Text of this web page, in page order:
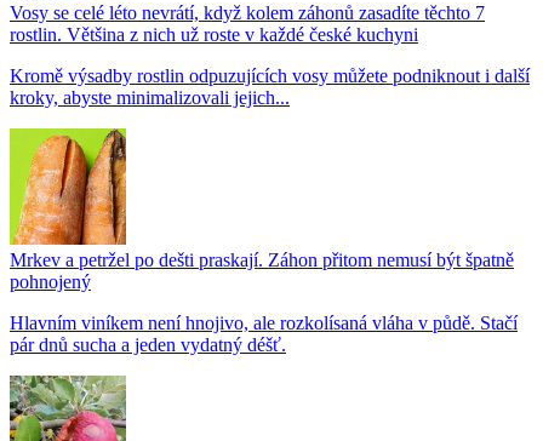
Vosy se celé léto nevrátí, když kolem záhonů zasadíte těchto 7
rostlin. Většina z nich už roste v každé české kuchyni
Kromě výsadby rostlin odpuzujících vosy můžete podniknout i další
kroky, abyste minimalizovali jejich...
Mrkev a petržel po dešti praskají. Záhon přitom nemusí být špatně
pohnojený
Hlavním viníkem není hnojivo, ale rozkolísaná vláha v půdě. Stačí
pár dnů sucha a jeden vydatný déšť.